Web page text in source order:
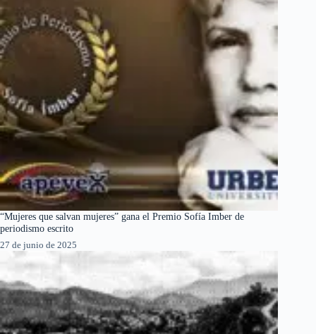
“Mujeres que salvan mujeres” gana el Premio Sofía Imber de
periodismo escrito
27 de junio de 2025